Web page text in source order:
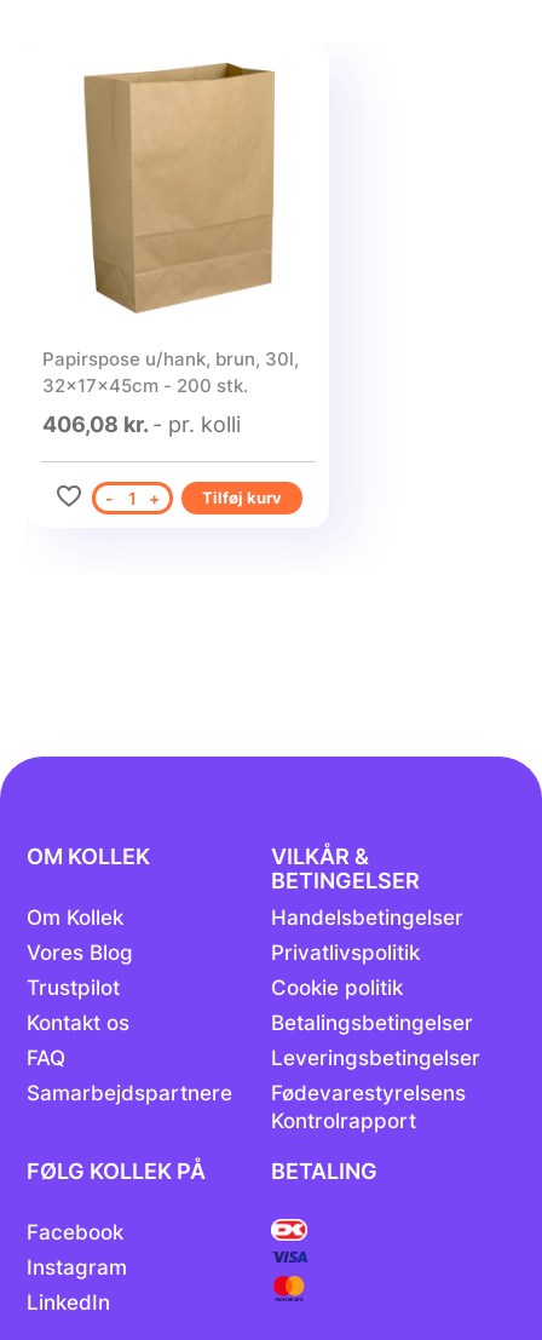
Papirspose u/hank, brun, 30l,
32x17x45cm - 200 stk.
406,08 kr. - pr. kolli
- 1 + Tilføj kurv
OM KOLLEK
Om Kollek
Vores Blog
Trustpilot
Kontakt os
FAQ
Samarbejdspartnere
VILKÅR &
BETINGELSER
Handelsbetingelser
Privatlivspolitik
Cookie politik
Betalingsbetingelser
Leveringsbetingelser
Fødevarestyrelsens
Kontrolrapport
FØLG KOLLEK PÅ
Facebook
Instagram
LinkedIn
BETALING